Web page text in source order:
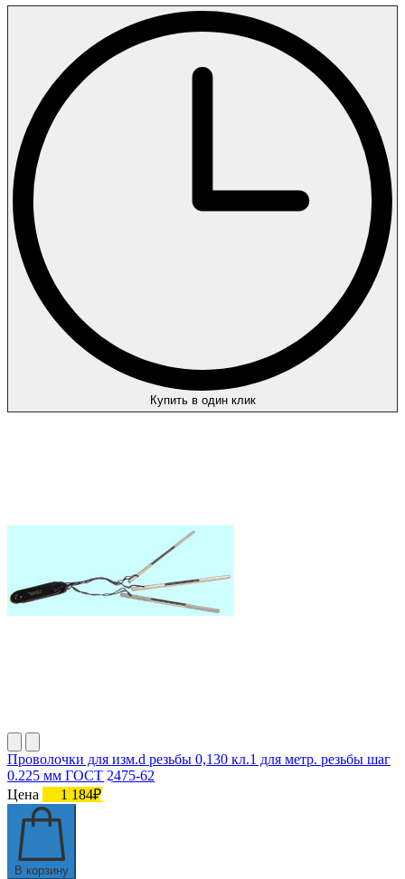
Купить в один клик
Проволочки для изм.d резьбы 0,130 кл.1 для метр. резьбы шаг
0.225 мм ГОСТ 2475-62
Цена
1 184₽
В корзину